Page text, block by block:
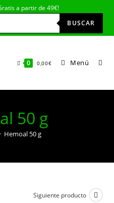
a partir de 49€!
BUSCAR
0 0,00€ Menú
50 g
Hemoal 50 g
Siguiente producto